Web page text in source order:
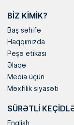
BIZ KIMIK?
Baş səhifə
Haqqımızda
Peşə etikası
Əlaqə
Media üçün
Məxfilik siyasəti
SÜRƏTLI
English